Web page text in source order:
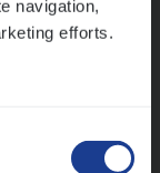
navigation,
efforts.